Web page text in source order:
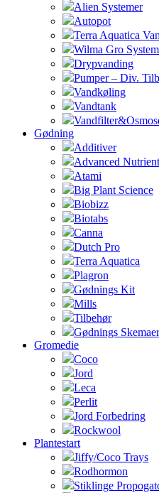
Alien Systemer
Autopot
Terra Aquatica
Wilma Gro
Drypvanding
Pumper – Div.
Vandkøling
Vandtank
Gødning
Additiver
Advanced
Atami
Big Plant Science
Biobizz
Biotabs
Canna
Dutch Pro
Terra Aquatica
Plagron
Gødnings Kit
Mills
Tilbehør
Gødnings Skemaer
Gromedie
Coco
Jord
Leca
Perlit
Jord Forbedring
Rockwool
Plantestart
Jiffy/Coco Trays
Rodhormon
Stiklinge